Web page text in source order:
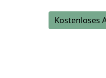
Kostenloses